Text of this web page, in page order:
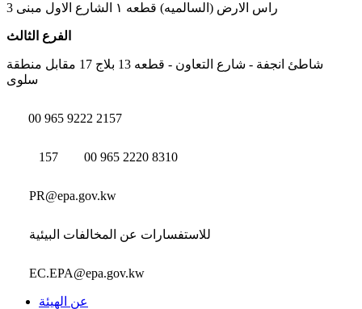
راس الارض (السالميه) قطعه ١ الشارع الاول مبنى 3
الفرع الثالث
شاطئ انجفة - شارع التعاون - قطعه 13 بلاج 17 مقابل منطقة
سلوى
00 965 9222 2157
157 00 965 2220 8310
PR@epa.gov.kw
للاستفسارات عن المخالفات البيئية
EC.EPA@epa.gov.kw
عن الهيئة